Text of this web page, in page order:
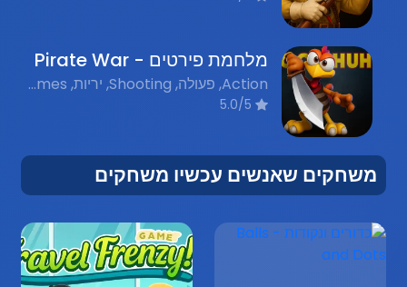
מלחמת פירטים - Pirate War
Action, פעולה, Shooting, יריות, Pirate Games, משחקי פירטים, Flash Games, משחקי פלאש נוסטלגים
משחקים שאנשים עכשיו משחקים